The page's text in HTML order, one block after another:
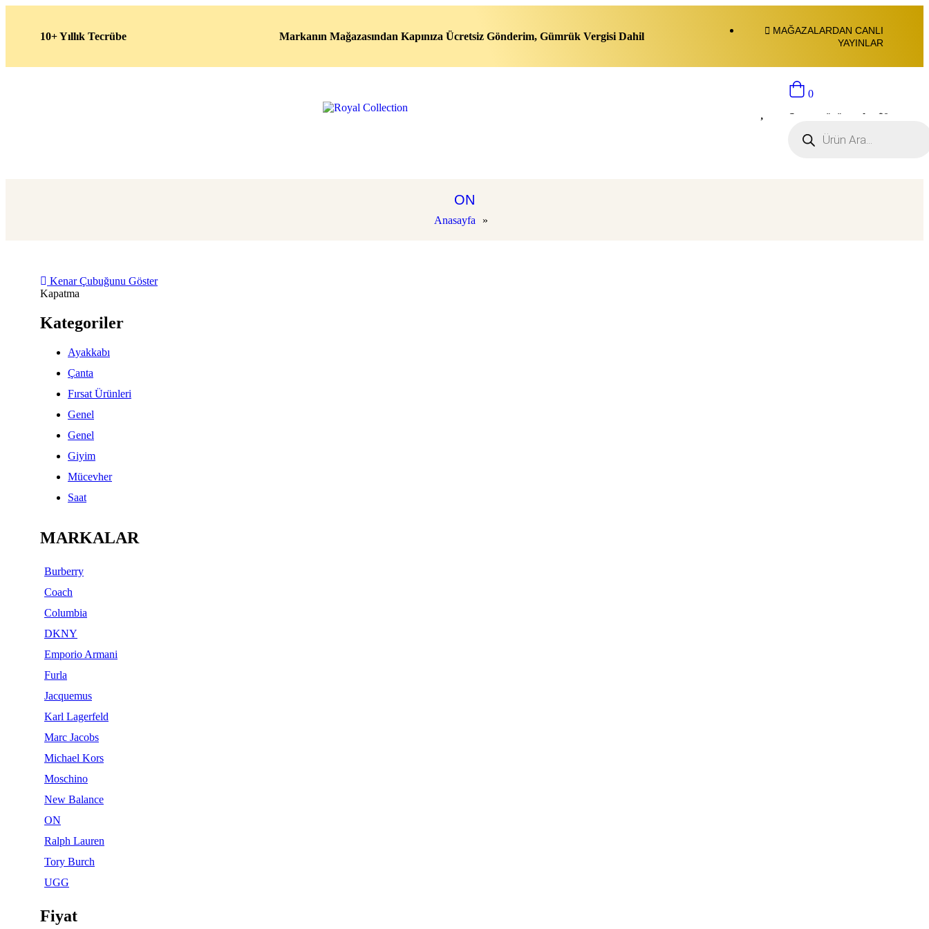
10+ Yıllık Tecrübe Markanın Mağazasından Kapınıza Ücretsiz Gönderim, Gümrük Vergisi Dahil
MAĞAZALARDAN CANLI
YAYINLAR
0
Sepette ürün yok.:
$0
ON
Anasayfa »
Kenar Çubuğunu Göster
Kapatma
Kategoriler
Ayakkabı
Çanta
Fırsat Ürünleri
Genel
Genel
Giyim
Mücevher
Saat
MARKALAR
Burberry
Coach
Columbia
DKNY
Emporio Armani
Furla
Jacquemus
Karl Lagerfeld
Marc Jacobs
Michael Kors
Moschino
New Balance
ON
Ralph Lauren
Tory Burch
UGG
Fiyat